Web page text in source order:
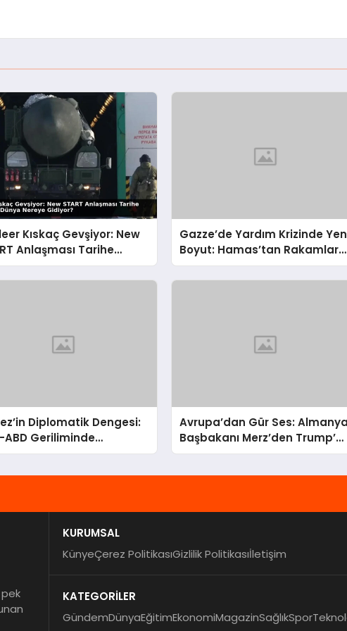
Kıskaç Gevşiyor: New
Anlaşması Tarihe
Dünya Nereye
Gazze’de Yardım Krizinde
Boyut: Hamas’tan Rakamlara
Sert İtiraz
Diplomatik Dengesi:
ABD Geriliminde
Kritik Rolü
Avrupa’dan Gür Ses:
Başbakanı Merz’den Trump’a
Hem Gümrük Hem NATO
KURUMSAL
KünyeÇerez PolitikasıGizlilik Politikasıİletişim
KATEGORİLER
GündemDünyaEğitimEkonomiMagazinSağlıkSpor